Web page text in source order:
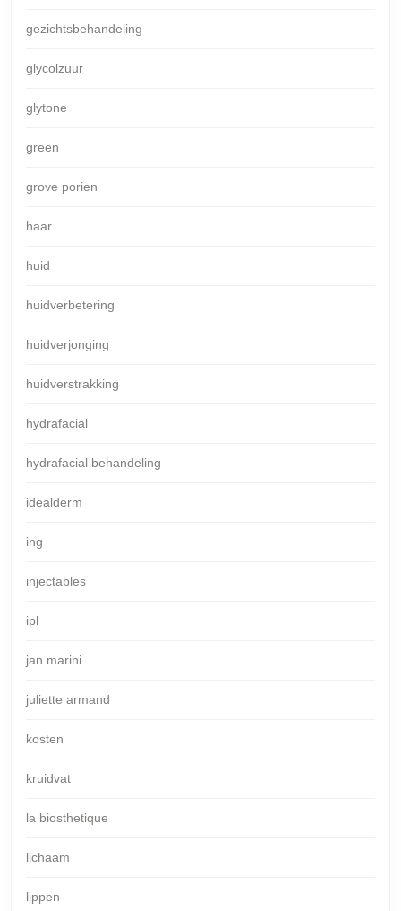
gezichtsbehandeling
glycolzuur
glytone
green
grove porien
haar
huid
huidverbetering
huidverjonging
huidverstrakking
hydrafacial
hydrafacial behandeling
idealderm
ing
injectables
ipl
jan marini
juliette armand
kosten
kruidvat
la biosthetique
lichaam
lippen